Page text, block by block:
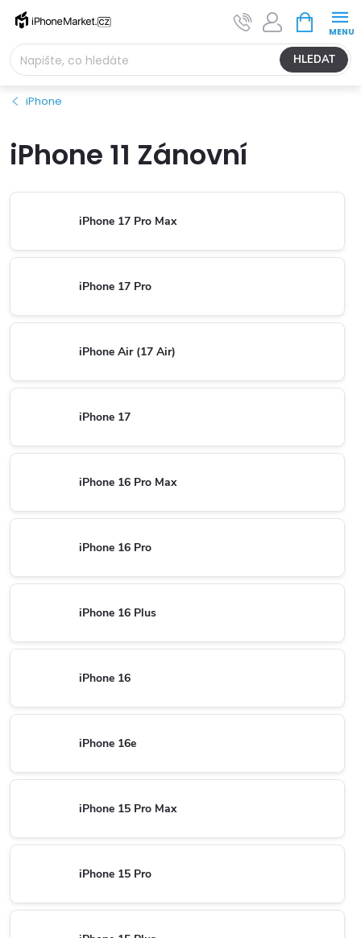
Přejít
obsah
HLEDAT
NÁKUPNÍ
KOŠÍK
iPhone
iPhone 11 Zánovní
iPhone 17 Pro Max
iPhone 17 Pro
iPhone Air (17 Air)
iPhone 17
iPhone 16 Pro Max
iPhone 16 Pro
iPhone 16 Plus
iPhone 16
iPhone 16e
iPhone 15 Pro Max
iPhone 15 Pro